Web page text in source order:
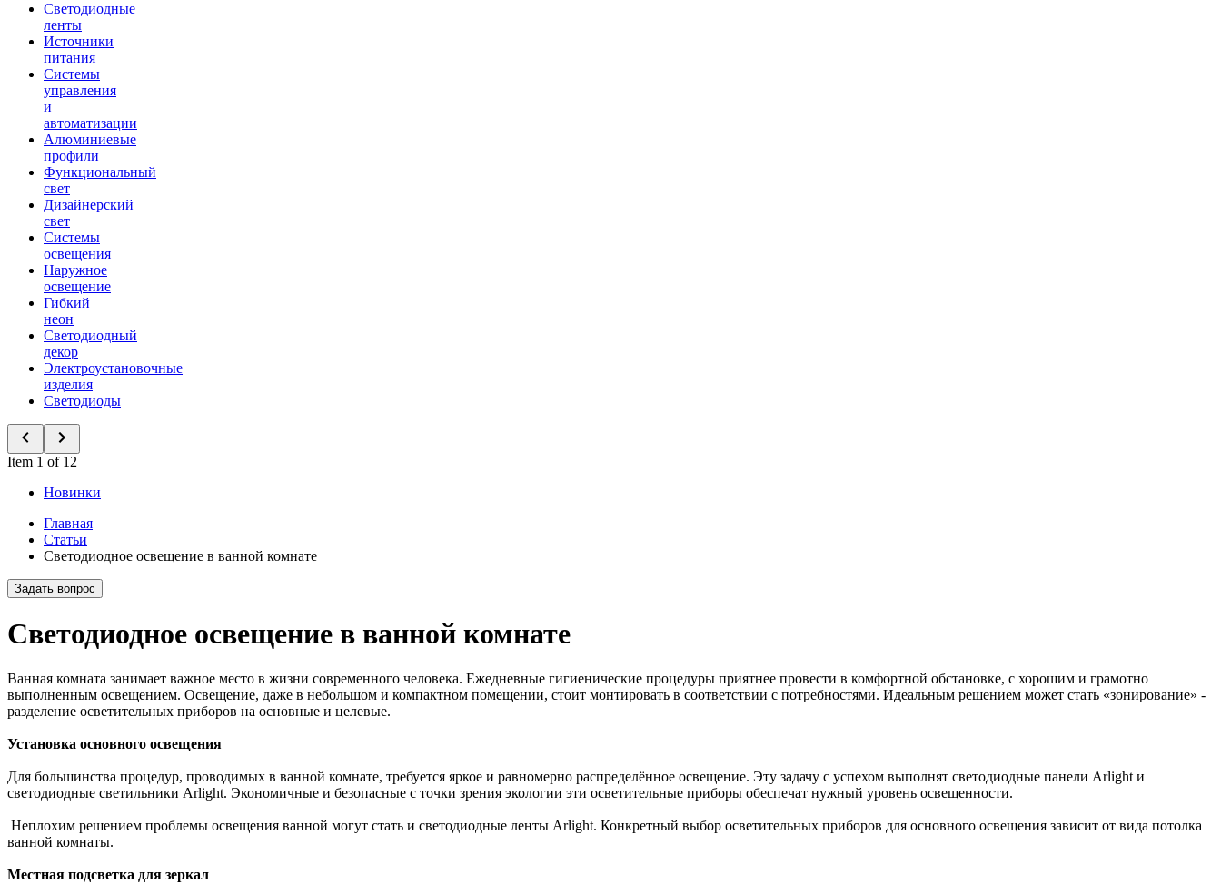
Светодиодные
ленты
Источники
питания
Системы
управления
и
автоматизации
Алюминиевые
профили
Функциональный
свет
Дизайнерский
свет
Системы
освещения
Наружное
освещение
Гибкий
неон
Светодиодный
декор
Электроустановочные
изделия
Светодиоды
Item 1 of 12
Новинки
Главная
Статьи
Светодиодное освещение в ванной комнате
Задать вопрос
Светодиодное освещение в ванной комнате
Ванная комната занимает важное место в жизни современного человека. Ежедневные гигиенические процедуры приятнее провести в комфортной обстановке, с хорошим и грамотно
выполненным освещением. Освещение, даже в небольшом и компактном помещении, стоит монтировать в соответствии с потребностями. Идеальным решением может стать «зонирование» -
разделение осветительных приборов на основные и целевые.
Установка основного освещения
Для большинства процедур, проводимых в ванной комнате, требуется яркое и равномерно распределённое освещение. Эту задачу с успехом выполнят светодиодные панели Arlight и
светодиодные светильники Arlight. Экономичные и безопасные с точки зрения экологии эти осветительные приборы обеспечат нужный уровень освещенности.
Неплохим решением проблемы освещения ванной могут стать и светодиодные ленты Arlight. Конкретный выбор осветительных приборов для основного освещения зависит от вида потолка
ванной комнаты.
Местная подсветка для зеркал